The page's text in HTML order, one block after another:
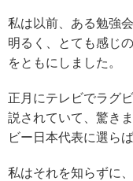
私は以前、ある勉強
明るく、とても感じ
をともにしました。
正月にテレビでラグ
説されていて、驚き
ビー日本代表に選ら
私はそれを知らずに